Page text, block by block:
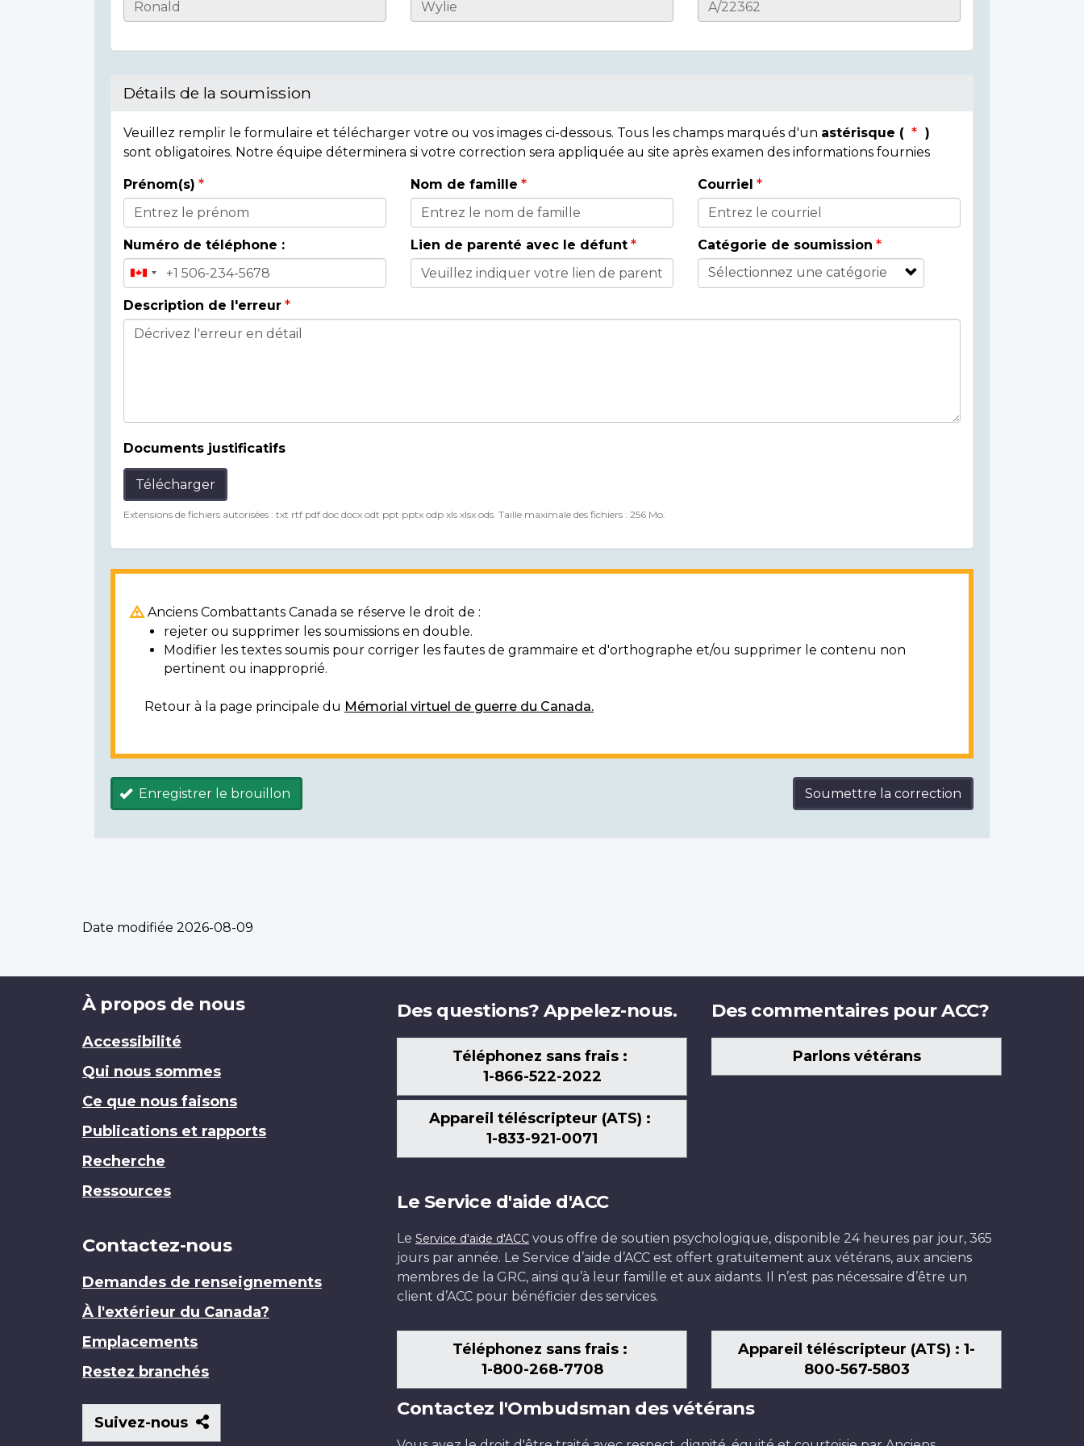
Casualty
Détails de la soumission
Veuillez remplir le formulaire et télécharger votre ou vos images ci-dessous. Tous les champs marqués d'un astérisque (
)
sont obligatoires. Notre équipe déterminera si votre correction sera appliquée au site après examen des informations fournies
Donor
Details
Prénom(s) Nom de famille Courriel
Numéro de téléphone : Lien de parenté avec le défunt Catégorie de soumission
Description de l'erreur
Documents justificatifs
Télécharger
Extensions de fichiers autorisées : txt rtf pdf doc docx odt ppt pptx odp xls xlsx ods. Taille maximale des fichiers : 256 Mo.
Anciens Combattants Canada se réserve le droit de :
rejeter ou supprimer les soumissions en double.
Modifier les textes soumis pour corriger les fautes de grammaire et d'orthographe et/ou supprimer le contenu non
pertinent ou inapproprié.
Retour à la page principale du Mémorial virtuel de guerre du Canada.
Enregistrer le brouillon Soumettre la correction
Date modifiée 2026-08-09
Brand
À propos de nous
Accessibilité
Qui nous sommes
Ce que nous faisons
Publications et rapports
Recherche
Ressources
Contactez-nous
Demandes de renseignements
À l'extérieur du Canada?
Emplacements
Restez branchés
Suivez-nous
Suivez-
nous
Des questions? Appelez-nous.
Téléphonez sans frais :
1-866-522-2022
Appareil téléscripteur (ATS) :
1-833-921-0071
Des commentaires pour ACC?
Parlons vétérans
Le Service d'aide d'ACC
Le Service d'aide d'ACC vous offre de soutien psychologique, disponible 24 heures par jour, 365
jours par année. Le Service d’aide d’ACC est offert gratuitement aux vétérans, aux anciens
membres de la GRC, ainsi qu’à leur famille et aux aidants. Il n’est pas nécessaire d’être un
client d’ACC pour bénéficier des services.
Téléphonez sans frais :
1-800-268-7708
Appareil téléscripteur (ATS) : 1-
800-567-5803
Contactez l'Ombudsman des vétérans